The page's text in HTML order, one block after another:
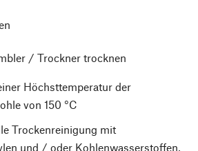
/ Trockner trocknen
Höchsttemperatur der
von 150 °C
Trockenreinigung mit
und / oder Kohlenwasserstoffen,